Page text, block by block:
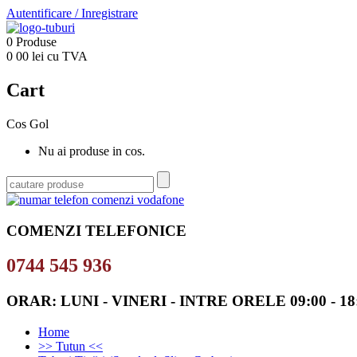
Autentificare /Inregistrare
0 Produse
0 00 lei cu TVA
Cart
Cos Gol
Nu ai produse in cos.
COMENZI TELEFONICE
0744 545 936
ORAR: LUNI - VINERI - INTRE ORELE 09:00 -
Home
>> Tutun <<